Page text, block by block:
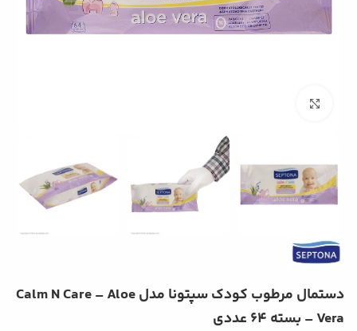
دستمال مرطوب کودک سپتونا مدل Calm N Care – Aloe
Vera – بسته 64 عددی